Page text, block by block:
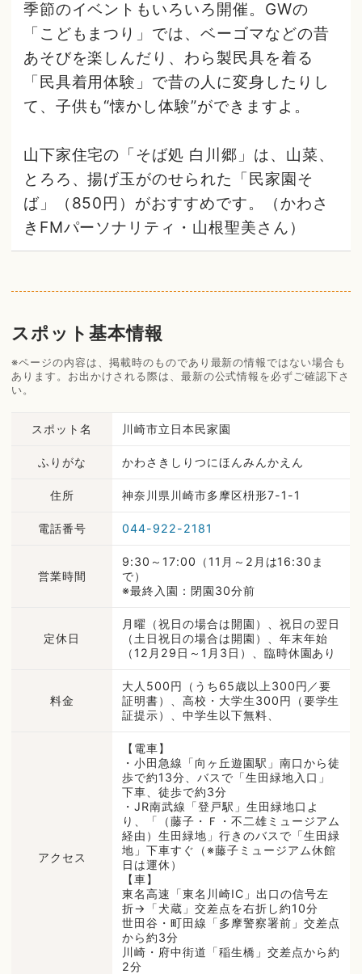
季節のイベントもいろいろ開催。GWの
「こどもまつり」では、ベーゴマなどの昔
あそびを楽しんだり、わら製民具を着る
「民具着用体験」で昔の人に変身したりし
て、子供も“懐かし体験”ができますよ。
山下家住宅の「そば処 白川郷」は、山菜、
とろろ、揚げ玉がのせられた「民家園そ
ば」（850円）がおすすめです。（かわさ
きFMパーソナリティ・山根聖美さん）
スポット基本情報
※ページの内容は、掲載時のものであり最新の情報ではない場合も
あります。お出かけされる際は、最新の公式情報を必ずご確認下さ
い。
スポット名 川崎市立日本民家園
ふりがな かわさきしりつにほんみんかえん
住所 神奈川県川崎市多摩区枡形7-1-1
電話番号 044-922-2181
営業時間
9:30～17:00（11月～2月は16:30ま
で）
※最終入園：閉園30分前
定休日
月曜（祝日の場合は開園）、祝日の翌日
（土日祝日の場合は開園）、年末年始
（12月29日～1月3日）、臨時休園あり
料金
大人500円（うち65歳以上300円／要
証明書）、高校・大学生300円（要学生
証提示）、中学生以下無料、
アクセス
【電車】
・小田急線「向ヶ丘遊園駅」南口から徒
歩で約13分、バスで「生田緑地入口」
下車、徒歩で約3分
・JR南武線「登戸駅」生田緑地口よ
り、「（藤子・Ｆ・不二雄ミュージアム
経由）生田緑地」行きのバスで「生田緑
地」下車すぐ（※藤子ミュージアム休館
日は運休）
【車】
東名高速「東名川崎IC」出口の信号左
折→「犬蔵」交差点を右折し約10分
世田谷・町田線「多摩警察署前」交差点
から約3分
川崎・府中街道「稲生橋」交差点から約
2分